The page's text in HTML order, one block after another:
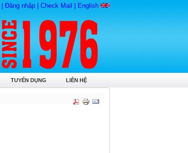
Đăng nhập Check Mail English
TUYỂN DỤNG LIÊN HỆ